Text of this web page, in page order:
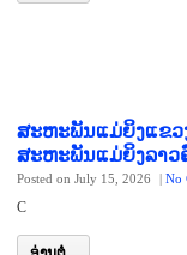
ສະຫະພັນແມ່ຍິງແຂ
ສະຫະພັນແມ່ຍິງລາວ
Posted on July 15, 2026 | No
C